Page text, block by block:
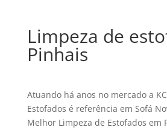
Limpeza de
Pinhais
Atuando há anos no mercado a
Estofados é referência em Sofá
Melhor Limpeza de Estofados em